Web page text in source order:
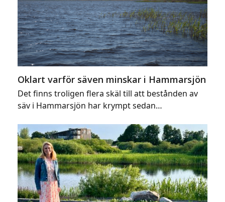
Oklart varför säven minskar i Hammarsjön
Det finns troligen flera skäl till att bestånden av
säv i Hammarsjön har krympt sedan…